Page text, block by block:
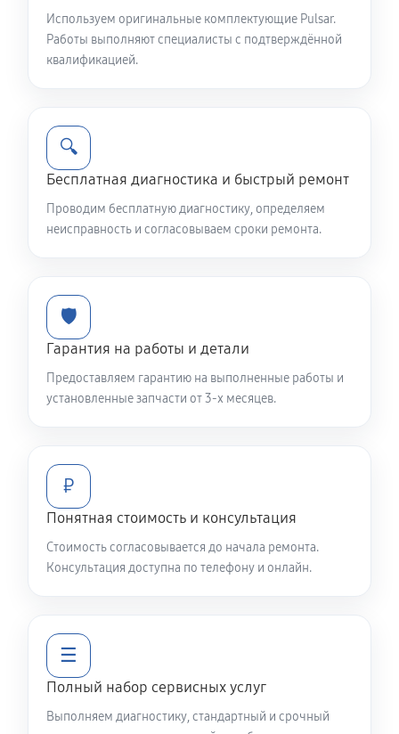
XP50
750 руб 60 минут
Замена объективов с улучшением характеристик
1500 руб 60 минут
Замена шим контроллера
Ремонт капиллярной трубки
Используем оригинальные комплектующие Pulsar.
Работы выполняют специалисты с подтверждённой
квалификацией.
🔍
Бесплатная диагностика и быстрый ремонт
Проводим бесплатную диагностику, определяем
неисправность и согласовываем сроки ремонта.
🛡️
Гарантия на работы и детали
Предоставляем гарантию на выполненные работы и
установленные запчасти от 3-х месяцев.
₽
Понятная стоимость и консультация
Стоимость согласовывается до начала ремонта.
Консультация доступна по телефону и онлайн.
☰
Полный набор сервисных услуг
Выполняем диагностику, стандартный и срочный